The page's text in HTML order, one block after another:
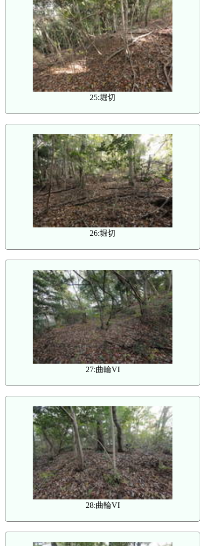
25:堀切
26:堀切
27:曲輪VI
28:曲輪VI